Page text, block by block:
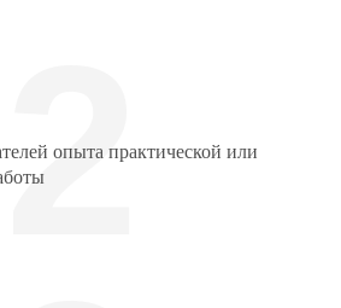
опыта практической или
2